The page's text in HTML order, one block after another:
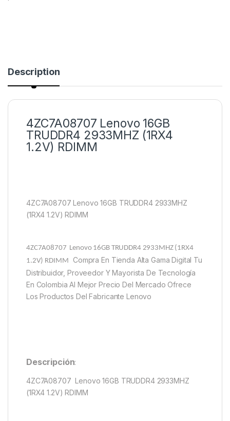
Description
4ZC7A08707 Lenovo 16GB
TRUDDR4 2933MHZ (1RX4
1.2V) RDIMM
4ZC7A08707 Lenovo 16GB TRUDDR4 2933MHZ
(1RX4 1.2V) RDIMM
4ZC7A08707 Lenovo 16GB TRUDDR4 2933MHZ (1RX4
1.2V) RDIMM Compra En Tienda Alta Gama Digital Tu
Distribuidor, Proveedor Y Mayorista De Tecnología
En Colombia Al Mejor Precio Del Mercado Ofrece
Los Productos Del Fabricante Lenovo
Descripción:
4ZC7A08707 Lenovo 16GB TRUDDR4 2933MHZ
(1RX4 1.2V) RDIMM